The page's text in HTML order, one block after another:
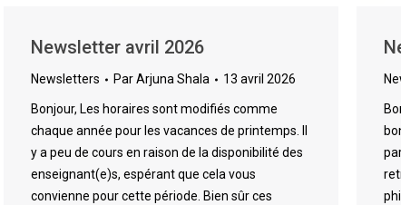
Newsletter avril 2026
Newsletters ParArjuna Shala 13 avril 2026
Bonjour, Les horaires sont modifiés comme
chaque année pour les vacances de printemps. Il
y a peu de cours en raison de la disponibilité des
enseignant(e)s, espérant que cela vous
convienne pour cette période. Bien sûr ces